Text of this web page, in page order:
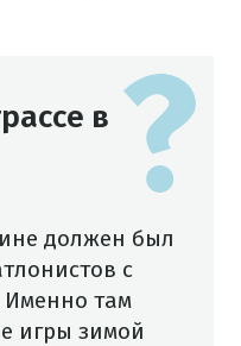
в
должен был
с
Именно там
игры зимой